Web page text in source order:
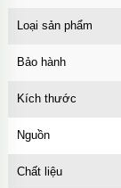
Loại sản phẩm
Bảo hành
Kích thước
Nguồn
Chất liệu